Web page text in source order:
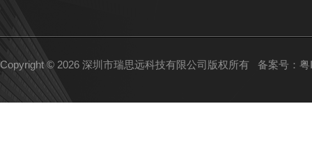
Copyright © 2026 深圳市瑞思远科技有限公司版权所有 备案号：